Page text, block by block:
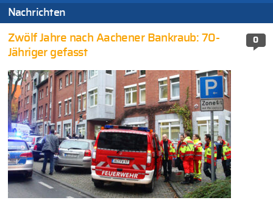
Nachrichten
0
Zwölf Jahre nach Aachener Bankraub: 70-
Jähriger gefasst